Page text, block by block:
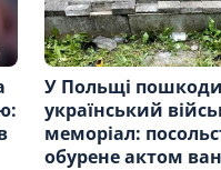
У Польщі
український
меморіал:
обурене актом